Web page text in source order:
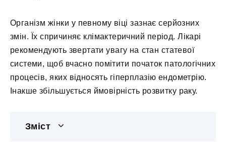
Організм жінки у певному віці зазнає серйозних
змін. Їх спричиняє клімактеричний період. Лікарі
рекомендують звертати увагу на стан статевої
системи, щоб вчасно помітити початок патологічних
процесів, яких відносять гіперплазію ендометрію.
Інакше збільшується ймовірність розвитку раку.
Зміст